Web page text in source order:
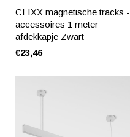
CLIXX magnetische tracks -
accessoires 1 meter
afdekkapje Zwart
€23,46